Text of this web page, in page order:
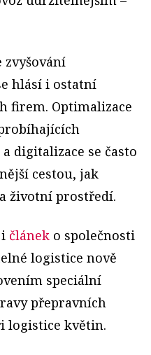
zvyšování
hlásí i ostatní
firem. Optimalizace
digitalizace se často
cestou, jak
životní prostředí.
článek o společnosti
logistice nově
speciální
přepravních
logistice květin.